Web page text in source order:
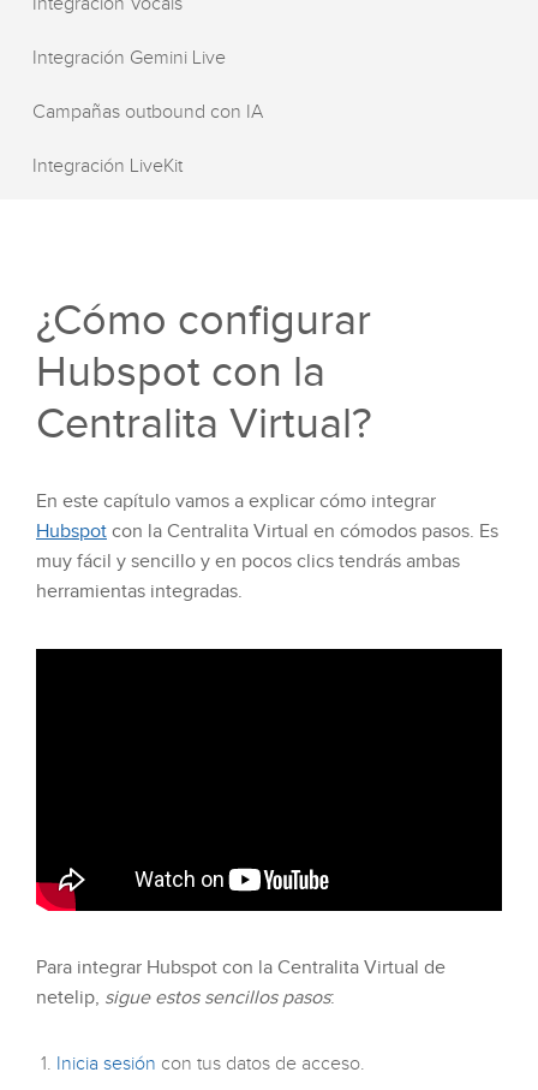
Integración Gemini Live
Campañas outbound con IA
Integración LiveKit
¿Cómo configurar
Hubspot con la
Centralita Virtual?
En este capítulo vamos a explicar cómo integrar
Hubspot con la Centralita Virtual en cómodos pasos. Es
muy fácil y sencillo y en pocos clics tendrás ambas
herramientas integradas.
Para integrar Hubspot con la Centralita Virtual de
netelip, sigue estos sencillos pasos:
Inicia sesión con tus datos de acceso.